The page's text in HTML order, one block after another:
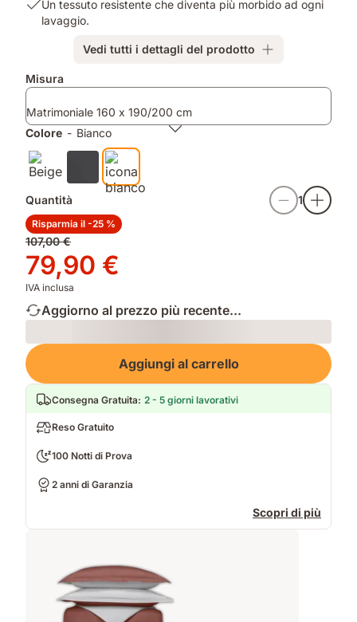
Liscio
leggera
2:
Trattiene
per
notti
più
USP
che
più
morbido
ogni
lavaggio.
Un tessuto resistente che diventa più morbido ad ogni
lavaggio.
Vedi tutti i dettagli del prodotto
Misura
Matrimoniale 160 x 190/200 cm
Colore - Bianco
Quantità 1
Risparmia il -25 %
Prezzo
originale
107,00 €
107,00 €
Prezzo
79,90 €
79,90 €
IVA inclusa
Aggiorno al prezzo più recente...
Loading
Aggiungi al carrello
Consegna Gratuita: 2 - 5 giorni lavorativi
Reso Gratuito
100 Notti di Prova
2 anni di Garanzia
Scopri di più